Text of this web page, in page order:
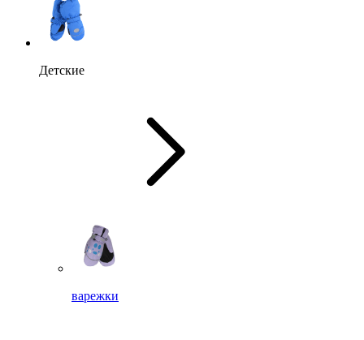
Детские
варежки